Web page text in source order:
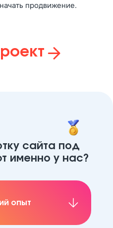
продвижение.
сайта под
именно у нас?
опыт